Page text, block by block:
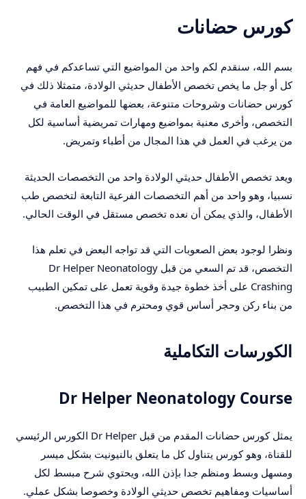
كورس حضانات
بسم الله، سنقدم لكم واحد من المواضيع التي تساعدكم في فهم
كل أو جل ما يخص تخصص الأطفال حديثي الولادة، متمثلا ذلك في
كورس حضانات وشروحات متنوعة، بعضها للمواضيع العامة في
التخصص، وأخرى معنية بمواضيع ومهارات تمريضية أساسية لكل
من يرغب في العمل في هذا المجال من أطباء وتمريض.
ويعد تخصص الأطفال حديثي الولادة واحد من التخصصات الحديثة
نسبيا، وهو واحد من أهم التخصصات الفرعية التابعة لتخصص طب
الأطفال، والذي يمكن أن نعده تخصص مستقل في الوقت الحالي.
ونظرا لوجود بعض الصعوبات التي قد تواجه البعض في تعلم هذا
التخصص، قد تم السعي من قبل Dr Helper Neonatology
Crashing على أخذ خطوة جيدة وقوية تعمل على تمكين الطبيب
من بناء ركن وحجر أساس قوي ومحترم في هذا التخصص.
الكورسات التكاملية
Dr Helper Neonatology Course
يمثل كورس حضانات المقدم من قبل Dr Helper الكورس الرئيسي
للقناة، وهو كورس يتناول كل ما يتعلق بالنيونيت بشكل ميسر
ومسهل وبسط ومنظم جدا بإذن الله، ويحتوي شرح مبسط لكل
أساسيات ومفاهيم تخصص حديثي الولادة وخصوصا بشكل عملي.